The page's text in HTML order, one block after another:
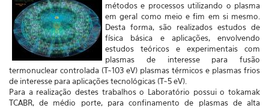
métodos e processos utilizando o plasma
em geral como meio e fim em si mesmo.
Desta forma, são realizados estudos de
física básica e aplicações, envolvendo
estudos teóricos e experimentais com
plasmas de interesse para fusão
termonuclear controlada (T~103 eV) plasmas térmicos e plasmas frios
de interesse para aplicações tecnológicas (T~5 eV).
Para a realização destes trabalhos o Laboratório possui o tokamak
TCABR, de médio porte, para confinamento de plasmas de alta